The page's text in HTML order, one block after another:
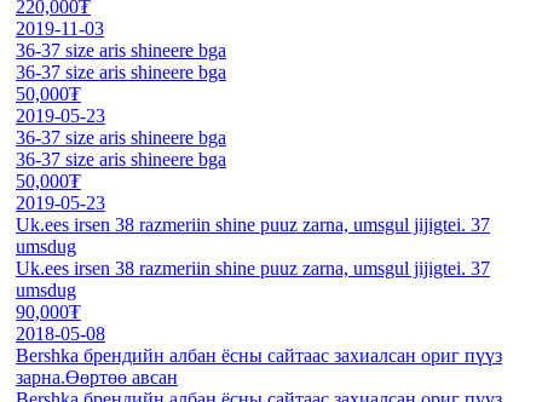
220,000₮
2019-11-03
36-37 size aris shineere bga
36-37 size aris shineere bga
50,000₮
2019-05-23
36-37 size aris shineere bga
36-37 size aris shineere bga
50,000₮
2019-05-23
Uk.ees irsen 38 razmeriin shine puuz zarna, umsgul jijigtei. 37
umsdug
Uk.ees irsen 38 razmeriin shine puuz zarna, umsgul jijigtei. 37
umsdug
90,000₮
2018-05-08
Bershka брендийн албан ёсны сайтаас захиалсан ориг пүүз
зарна.Өөртөө авсан